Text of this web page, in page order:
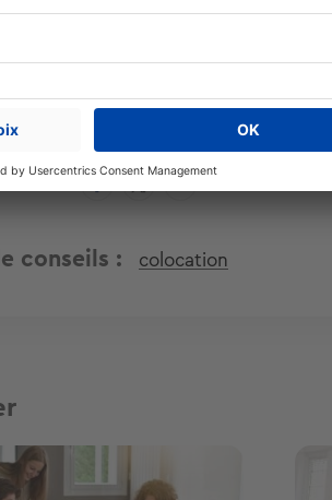
Partager sur
conseils colocation